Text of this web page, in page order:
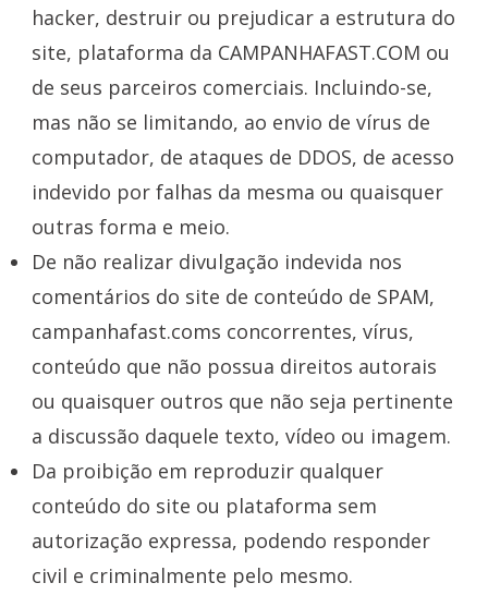
hacker, destruir ou prejudicar a estrutura do
site, plataforma da CAMPANHAFAST.COM ou
de seus parceiros comerciais. Incluindo-se,
mas não se limitando, ao envio de vírus de
computador, de ataques de DDOS, de acesso
indevido por falhas da mesma ou quaisquer
outras forma e meio.
De não realizar divulgação indevida nos
comentários do site de conteúdo de SPAM,
campanhafast.coms concorrentes, vírus,
conteúdo que não possua direitos autorais
ou quaisquer outros que não seja pertinente
a discussão daquele texto, vídeo ou imagem.
Da proibição em reproduzir qualquer
conteúdo do site ou plataforma sem
autorização expressa, podendo responder
civil e criminalmente pelo mesmo.